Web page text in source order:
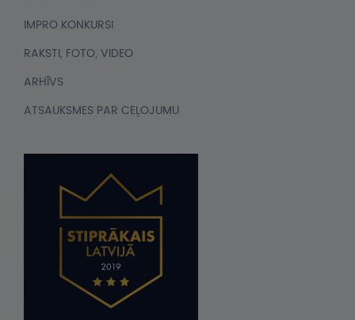
IMPRO KONKURSI
RAKSTI, FOTO, VIDEO
ARHĪVS
ATSAUKSMES PAR CEĻOJUMU